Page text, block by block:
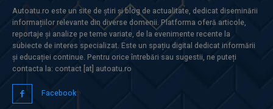
Autoatu.ro este un site de știri și blog de actualitate, dedicat diseminării
informațiilor relevante din diverse domenii. Platforma oferă articole,
reportaje și analize pe teme variate, de la evenimente recente la
subiecte de interes specializat. Este un spațiu digital dedicat informării
și educației continue. Pentru orice întrebări sau sugestii, ne puteți
contacta la: contact [at] autoatu.ro
Facebook